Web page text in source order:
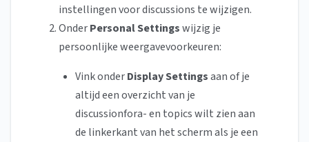
instellingen voor discussions te wijzigen.
OnderPersonal Settingswijzig je
persoonlijke weergavevoorkeuren:
Vink onderDisplay Settingsaan of je
altijd een overzicht van je
discussionfora- en topics wilt zien aan
de linkerkant van het scherm als je een